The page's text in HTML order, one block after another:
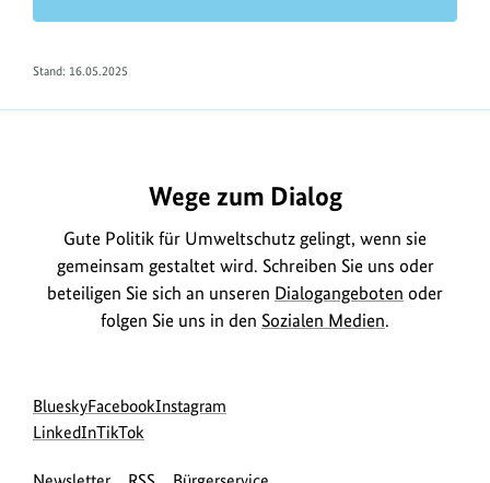
Stand: 16.05.2025
Wege zum Dialog
Gute Politik für Umweltschutz gelingt, wenn sie
gemeinsam gestaltet wird. Schreiben Sie uns oder
beteiligen Sie sich an unseren Dialogangeboten oder
folgen Sie uns in den Sozialen Medien.
Social
Media
Blueskyzur
Bluesky-
Facebookzur
Instagram
LinkedInzur
zur
TikTok